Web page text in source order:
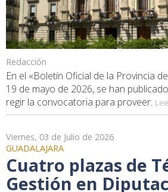
Redacción
En el «Boletín Oficial de la Provincia
19 de mayo de 2026, se han
regir la convocatoria para proveer:
Viernes, 03 de Julio de 2026
GUADALAJARA
Cuatro plazas de
Gestión en